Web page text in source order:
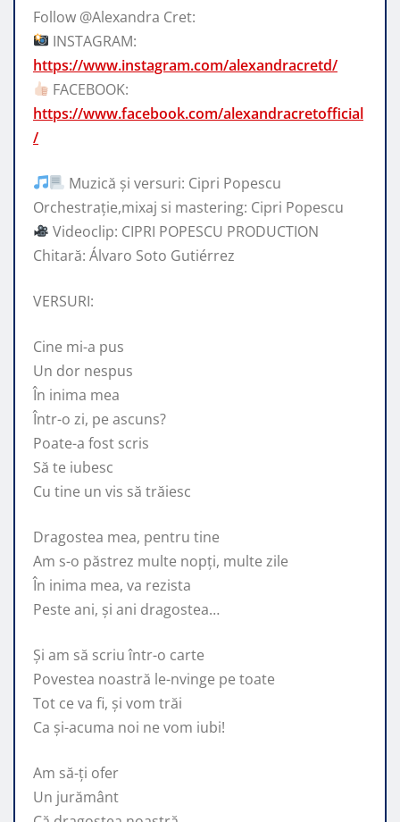
Follow @Alexandra Cret:
INSTAGRAM:
https://www.instagram.com/alexandracretd/
FACEBOOK:
https://www.facebook.com/alexandracretofficial
/
Muzică și versuri: Cipri Popescu
Orchestrație,mixaj si mastering: Cipri Popescu
Videoclip: CIPRI POPESCU PRODUCTION
Chitară: Álvaro Soto Gutiérrez
VERSURI:
Cine mi-a pus
Un dor nespus
În inima mea
Într-o zi, pe ascuns?
Poate-a fost scris
Să te iubesc
Cu tine un vis să trăiesc
Dragostea mea, pentru tine
Am s-o păstrez multe nopți, multe zile
În inima mea, va rezista
Peste ani, și ani dragostea…
Și am să scriu într-o carte
Povestea noastră le-nvinge pe toate
Tot ce va fi, și vom trăi
Ca și-acuma noi ne vom iubi!
Am să-ți ofer
Un jurământ